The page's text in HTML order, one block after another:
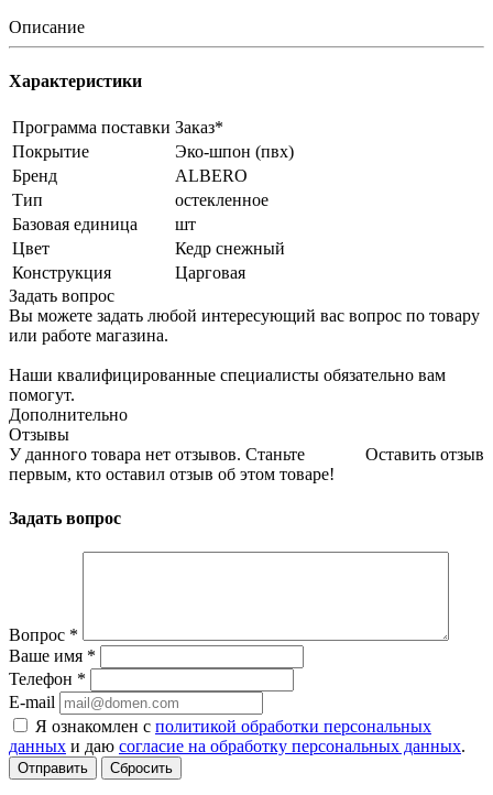
Описание
Характеристики
Программа поставки Заказ*
Покрытие
Эко-шпон (пвх)
Бренд
ALBERO
Тип
остекленное
Базовая единица
шт
Цвет
Кедр снежный
Конструкция
Царговая
Задать вопрос
Вы можете задать любой интересующий вас вопрос по товару
или работе магазина.
Наши квалифицированные специалисты обязательно вам
помогут.
Дополнительно
Отзывы
Оставить отзыв
У данного товара нет отзывов. Станьте
первым, кто оставил отзыв об этом товаре!
Задать вопрос
Вопрос *
Ваше имя *
Телефон *
E-mail
Я ознакомлен с политикой обработки персональных
данных и даю согласие на обработку персональных данных.
Сбросить